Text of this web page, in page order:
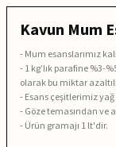
Kavun Mum
- Mum esanslarımız
- 1 kg’lık parafine %3-
olarak bu miktar
- Esans çeşitlerimiz
- Göze temasından ve
- Ürün gramajı 1 lt'dir.